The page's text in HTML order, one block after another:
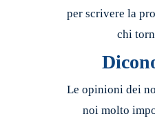
per scrivere la
chi
Le opinioni dei
noi molto